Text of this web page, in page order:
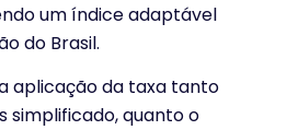
um índice adaptável
do Brasil.
aplicação da taxa tanto
simplificado, quanto o